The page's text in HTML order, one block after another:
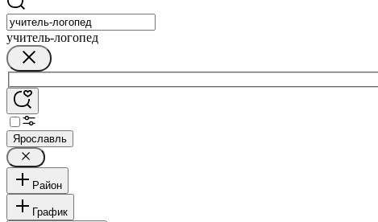
учитель-логопед
Ярославль
Район
График